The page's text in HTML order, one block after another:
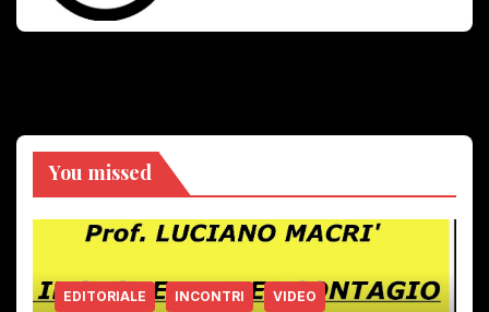
You missed
EDITORIALE INCONTRI VIDEO